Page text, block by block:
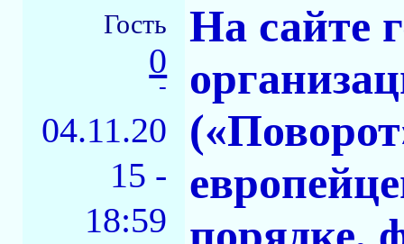
Гость
0
-
04.11.20
15 -
18:59
На сайте